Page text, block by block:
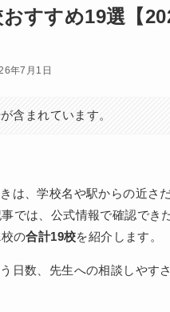
すすめ19選【
年7月1日
含まれています。
は、学校名や駅からの近さ
では、公式情報で確認で
の合計19校を紹介します。
日数、先生への相談しやす